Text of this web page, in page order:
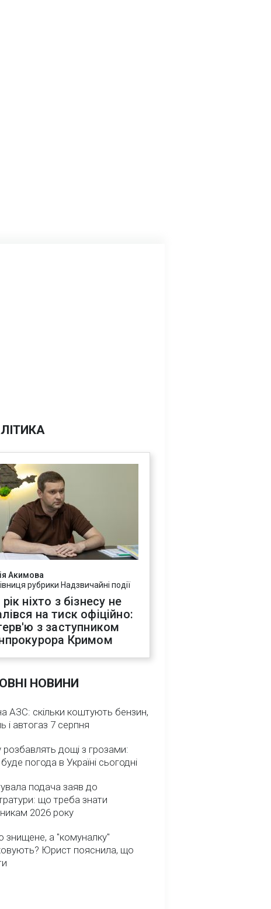
Акимова
рубрики Надзвичайні події
ніхто з бізнесу не
на тиск офіційно:
з заступником
Кримом
НОВИНИ
АЗС: скільки коштують бензин,
і автогаз 7 серпня
розбавлять дощі з грозами:
погода в Україні сьогодні
подача заяв до
що треба знати
2026 року
знищене, а "комуналку"
Юрист пояснила, що